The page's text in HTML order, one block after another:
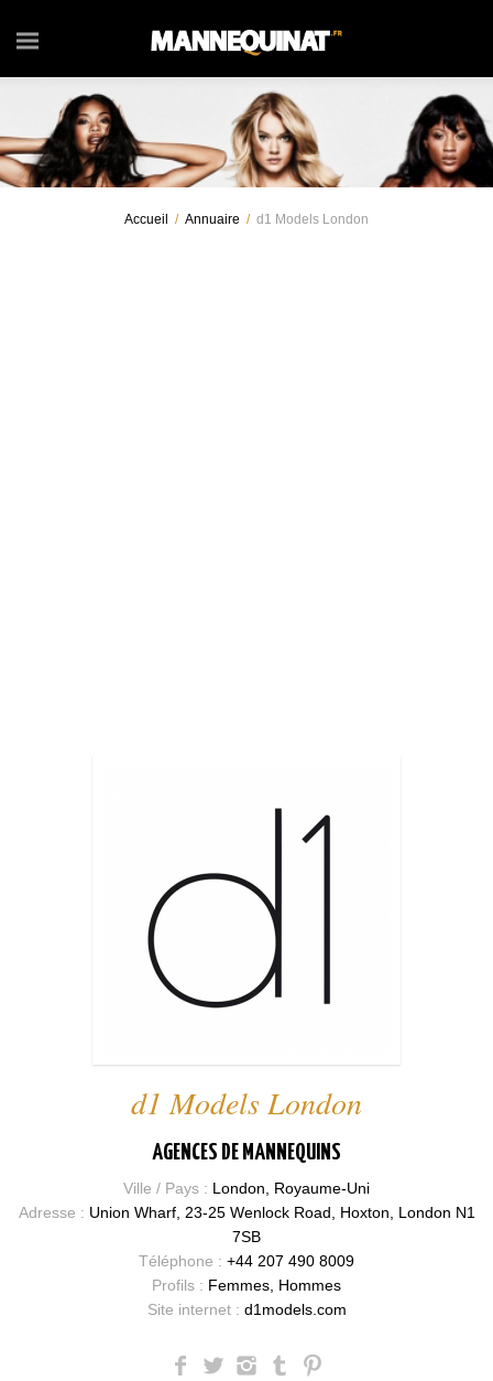
Accueil / Annuaire / d1 Models London
d1 Models London
AGENCES DE MANNEQUINS
Ville / Pays : London, Royaume-Uni
Adresse : Union Wharf, 23-25 Wenlock Road, Hoxton, London N1
7SB
Téléphone : +44 207 490 8009
Profils : Femmes, Hommes
Site internet : d1models.com